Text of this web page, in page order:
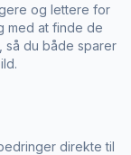
og lettere for
med at finde de
så du både sparer
direkte til